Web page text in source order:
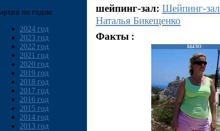
архив по годам:
2024 год
2023 год
2022 год
2021 год
2020 год
2019 год
2018 год
2017 год
2016 год
2015 год
2014 год
2013 год
шейпинг-зал: Шейпинг-
Наталья Бикещенко
Факты :
БЫЛО :